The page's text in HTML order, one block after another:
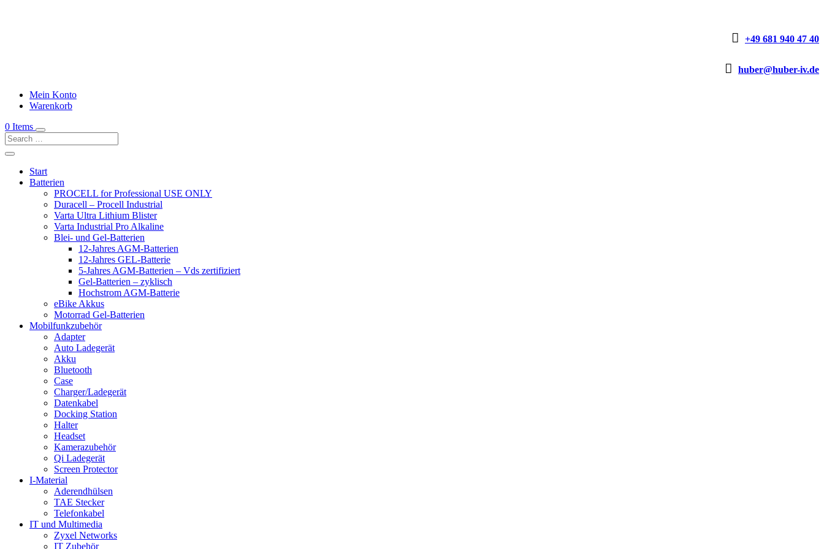
 +49 681 940 47 40
 huber@huber-iv.de
Mein Konto
Warenkorb
0 Items
Start
Batterien
PROCELL for Professional USE ONLY
Duracell – Procell Industrial
Varta Ultra Lithium Blister
Varta Industrial Pro Alkaline
Blei- und Gel-Batterien
12-Jahres AGM-Batterien
12-Jahres GEL-Batterie
5-Jahres AGM-Batterien – Vds zertifiziert
Gel-Batterien – zyklisch
Hochstrom AGM-Batterie
eBike Akkus
Motorrad Gel-Batterien
Mobilfunkzubehör
Adapter
Auto Ladegerät
Akku
Bluetooth
Case
Charger/Ladegerät
Datenkabel
Docking Station
Halter
Headset
Kamerazubehör
Qi Ladegerät
Screen Protector
I-Material
Aderendhülsen
TAE Stecker
Telefonkabel
IT und Multimedia
Zyxel Networks
IT Zubehör